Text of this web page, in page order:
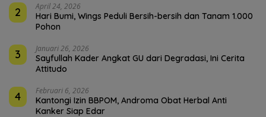
2 April 24, 2026
Hari Bumi, Wings Peduli Bersih-bersih dan Tanam 1.000
Pohon
3 Januari 26, 2026
Sayfullah Kader Angkat GU dari Degradasi, Ini Cerita
Attitudo
4 Februari 6, 2026
Kantongi Izin BBPOM, Androma Obat Herbal Anti
Kanker Siap Edar